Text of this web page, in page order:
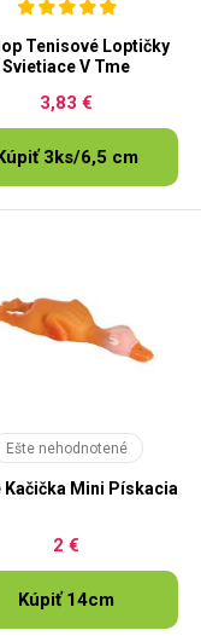
Tenisové Loptičky
Svietiace V Tme
3,83 €
3ks/6,5 cm
Ešte nehodnotené
Kačička Mini Pískacia
2 €
Kúpiť 14cm